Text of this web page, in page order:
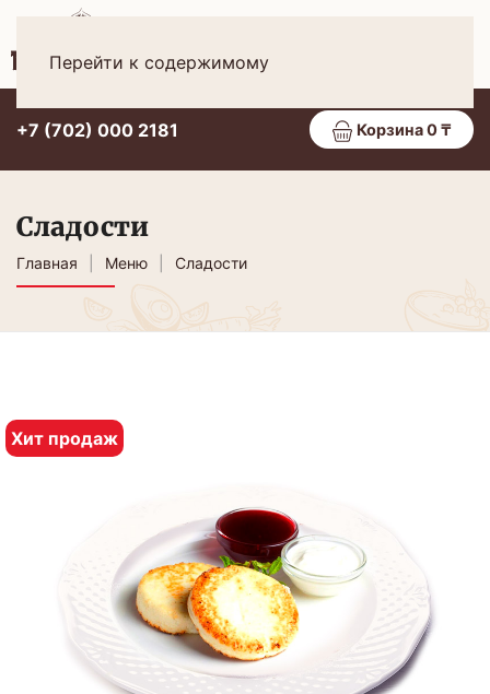
Перейти к содержимому
+7 (702) 000 2181 Корзина 0 ₸
Сладости
Главная Меню Сладости
Хит продаж